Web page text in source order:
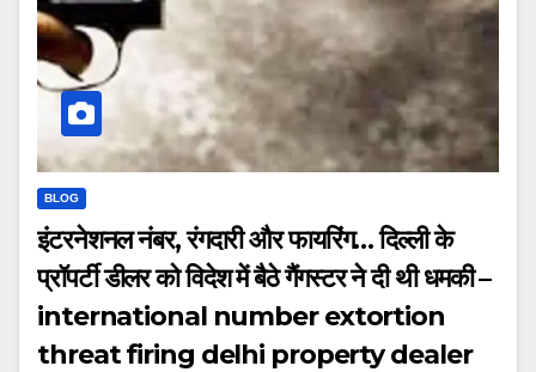
BLOG
इंटरनेशनल नंबर, रंगदारी और फायरिंग… दिल्ली के
प्रॉपर्टी डीलर को विदेश में बैठे गैंगस्टर ने दी थी धमकी –
international number extortion
threat firing delhi property dealer